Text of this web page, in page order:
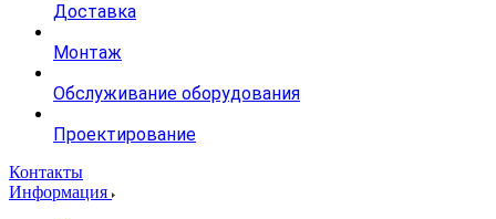
Доставка
Монтаж
Обслуживание оборудования
Проектирование
Контакты
Информация